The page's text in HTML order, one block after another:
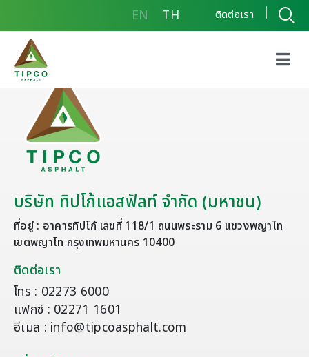
EN TH ติดต่อเรา
บริษัท ทิปโก้แอสฟัลท์ จำกัด (มหาชน)
ที่อยู่ : อาคารทิปโก้ เลขที่ 118/1 ถนนพระราม 6 แขวงพญาไท
เขตพญาไท กรุงเทพมหานคร 10400
ติดต่อเรา
โทร : 02273 6000
แฟกซ์ : 02271 1601
อีเมล : info@tipcoasphalt.com